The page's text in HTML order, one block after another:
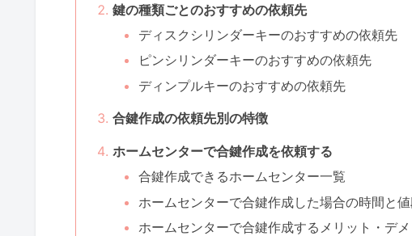
鍵の種類ごとのおすすめの依頼先
ディスクシリンダーキーのおすすめの依頼先
ピンシリンダーキーのおすすめの依頼先
ディンプルキーのおすすめの依頼先
合鍵作成の依頼先別の特徴
ホームセンターで合鍵作成を依頼する
合鍵作成できるホームセンター一覧
ホームセンターで合鍵作成した場合の時間と
ホームセンターで合鍵作成するメリット・デメ